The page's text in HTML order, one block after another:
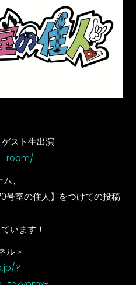
スト生出演
、
号室の住人】をつけての投稿
います！
ル＞
?